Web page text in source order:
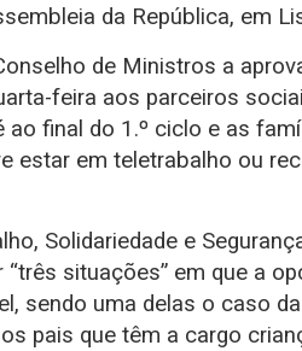
da República, em
de Ministros a
feira aos parceiros
ao final do 1.º ciclo e as
estar em teletrabalho ou
Solidariedade e
situações” em que a
sendo uma delas o caso
pais que têm a cargo